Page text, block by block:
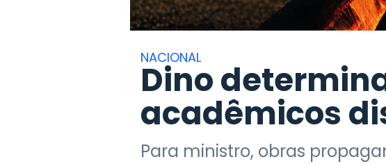
NACIONAL
Dino
acadêmicos
Para ministro, obras